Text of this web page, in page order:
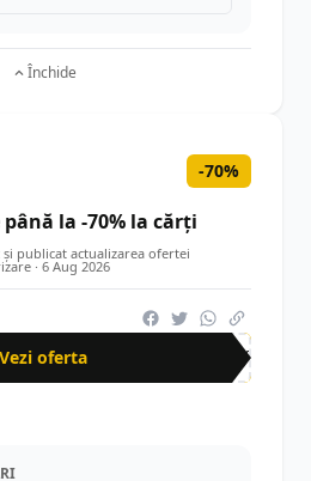
Închide
-70%
până la -70% la cărți
publicat actualizarea ofertei
· 6 Aug 2026
Vezi oferta -70%